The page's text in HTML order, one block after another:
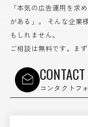
「本気の広告運用を求
がある」。
そんな企業
もしれません。
ご相談は無料です。ま
コンタクトフ